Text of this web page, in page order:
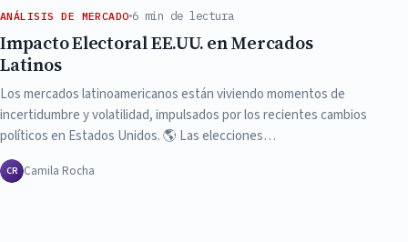
ANÁLISIS DE MERCADO 6 min de lectura
Impacto Electoral EE.UU. en Mercados
Latinos
Los mercados latinoamericanos están viviendo momentos de
incertidumbre y volatilidad, impulsados por los recientes cambios
políticos en Estados Unidos. 🌎 Las elecciones…
CR Camila Rocha